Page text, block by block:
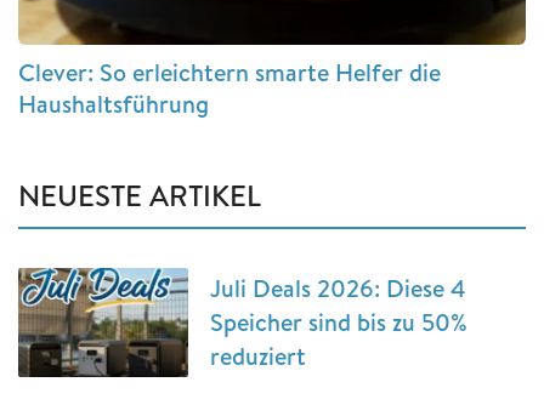
Clever: So erleichtern smarte Helfer die
Haushaltsführung
NEUESTE ARTIKEL
Juli Deals 2026: Diese 4
Speicher sind bis zu 50%
reduziert